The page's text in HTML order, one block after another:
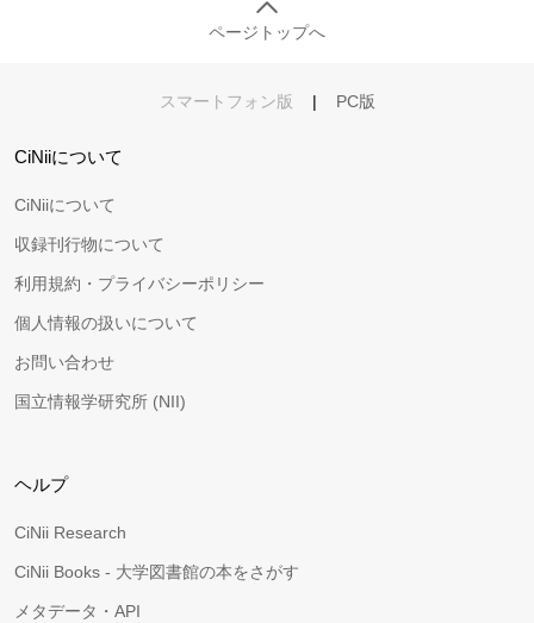
ページトップへ
スマートフォン版 | PC版
CiNiiについて
CiNiiについて
収録刊行物について
利用規約・プライバシーポリシー
個人情報の扱いについて
お問い合わせ
国立情報学研究所 (NII)
ヘルプ
CiNii Research
CiNii Books - 大学図書館の本をさがす
メタデータ・API